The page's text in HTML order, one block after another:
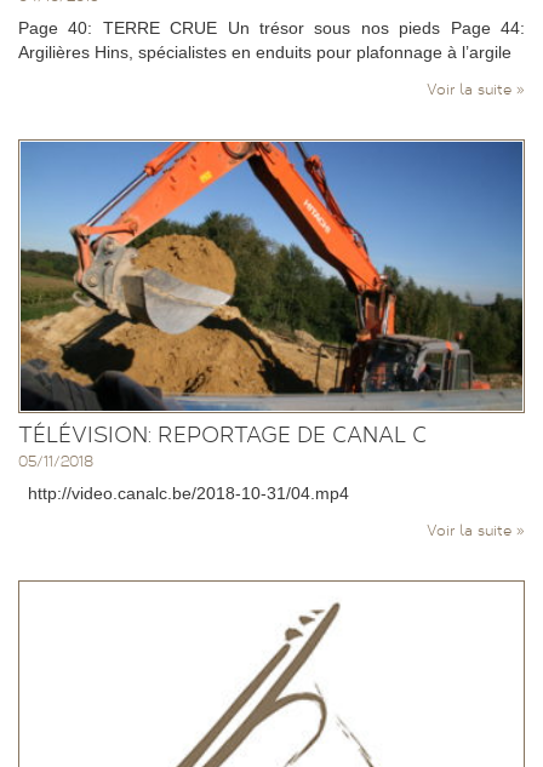
Page 40: TERRE CRUE Un trésor sous nos pieds Page 44:
Argilières Hins, spécialistes en enduits pour plafonnage à l’argile
Voir la suite »
TÉLÉVISION: REPORTAGE DE CANAL C
05/11/2018
http://video.canalc.be/2018-10-31/04.mp4
Voir la suite »